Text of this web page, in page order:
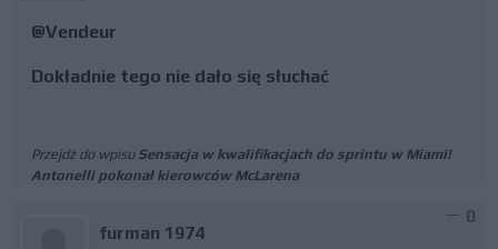
@Vendeur
Dokładnie tego nie dało się słuchać
Przejdź do wpisu Sensacja w kwalifikacjach do sprintu w Miami!
Antonelli pokonał kierowców McLarena
furman 1974
0